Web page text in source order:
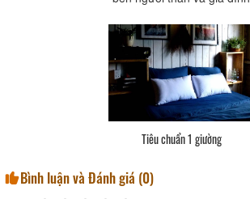
Tiêu chuẩn 1 giường
Bình luận và Đánh giá (0)